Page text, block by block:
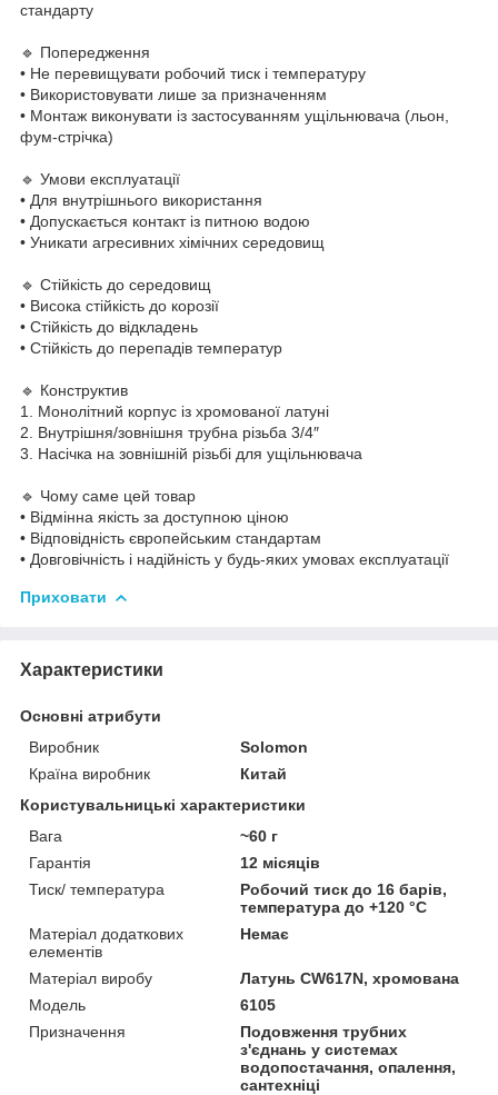
стандарту
🔹 Попередження
• Не перевищувати робочий тиск і температуру
• Використовувати лише за призначенням
• Монтаж виконувати із застосуванням ущільнювача (льон,
фум-стрічка)
🔹 Умови експлуатації
• Для внутрішнього використання
• Допускається контакт із питною водою
• Уникати агресивних хімічних середовищ
🔹 Стійкість до середовищ
• Висока стійкість до корозії
• Стійкість до відкладень
• Стійкість до перепадів температур
🔹 Конструктив
1. Монолітний корпус із хромованої латуні
2. Внутрішня/зовнішня трубна різьба 3/4″
3. Насічка на зовнішній різьбі для ущільнювача
🔹 Чому саме цей товар
• Відмінна якість за доступною ціною
• Відповідність європейським стандартам
• Довговічність і надійність у будь-яких умовах експлуатації
Приховати
Характеристики
Основні атрибути
Виробник
Solomon
Країна виробник
Китай
Користувальницькі характеристики
Вага
~60 г
Гарантія
12 місяців
Тиск/ температура
Робочий тиск до 16 барів,
температура до +120 °C
Матеріал додаткових
елементів
Немає
Матеріал виробу
Латунь CW617N, хромована
Мoдель
6105
Призначення
Подовження трубних
з'єднань у системах
водопостачання, опалення,
сантехніці